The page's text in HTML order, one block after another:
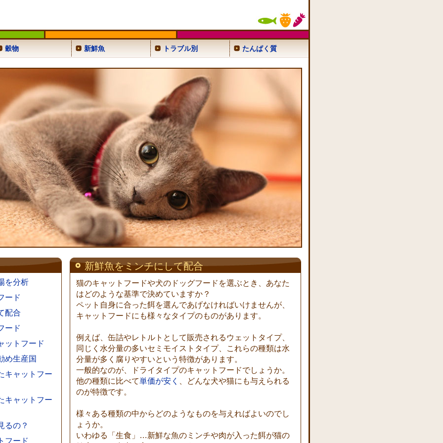
穀物 新鮮魚 トラブル別 たんぱく質
を分析
ード
配合
ード
ットフード
め生産国
キャットフー
キャットフー
るの？
フード
新鮮魚をミンチにして配合
猫のキャットフードや犬のドッグフードを選ぶとき、あなた
はどのような基準で決めていますか？
ペット自身に合った餌を選んであげなければいけませんが、
キャットフードにも様々なタイプのものがあります。
例えば、缶詰やレトルトとして販売されるウェットタイプ、
同じく水分量の多いセミモイストタイプ、これらの種類は水
分量が多く腐りやすいという特徴があります。
一般的なのが、ドライタイプのキャットフードでしょうか。
他の種類に比べて単価が安く
、どんな犬や猫にも与えられる
のが特徴です。
様々ある種類の中からどのようなものを与えればよいのでし
ょうか。
いわゆる「生食」…新鮮な魚のミンチや肉が入った餌が猫の